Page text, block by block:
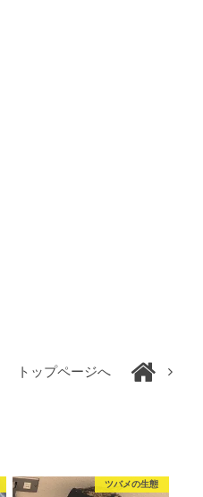
トップページへ
ツバメの生態